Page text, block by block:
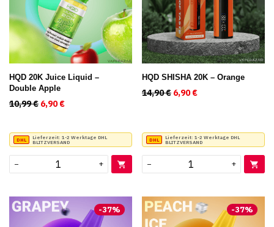
HQD 20K Juice Liquid –
Double Apple
10,99€ Ursprünglicher Preis war: 10,99 €
6,90€
Lieferzeit: 1-2 Werktage DHL
BLITZVERSAND
− +
HQD SHISHA 20K – Orange
14,90€ Ursprünglicher Preis
6,90€
Lieferzeit: 1-2 Werktage DHL
BLITZVERSAND
− +
-37% -37%